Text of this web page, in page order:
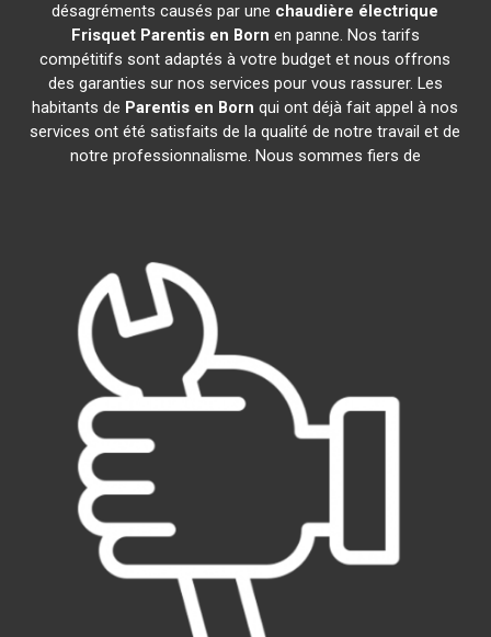
désagréments causés par une chaudière électrique
Frisquet Parentis en Born en panne. Nos tarifs
compétitifs sont adaptés à votre budget et nous offrons
des garanties sur nos services pour vous rassurer. Les
habitants de Parentis en Born qui ont déjà fait appel à nos
services ont été satisfaits de la qualité de notre travail et de
notre professionnalisme. Nous sommes fiers de